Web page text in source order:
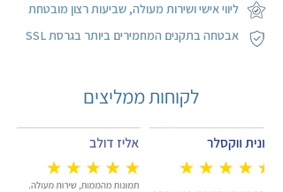
ליווי אישי ושירות מעולה, שביעות רצון מובטחת
אבטחה בתקנים המחמירים ביותר בגרסת SSL
לקוחות ממליצים